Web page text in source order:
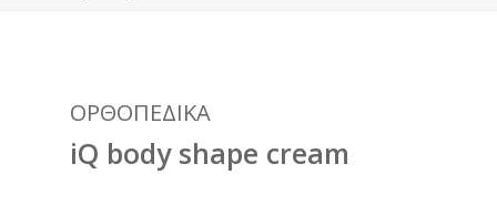
ΟΡΘΟΠΕΔΙΚΑ
iQ body shape cream